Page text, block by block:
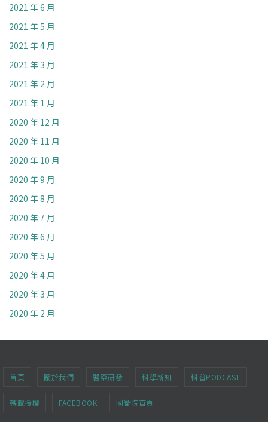
2021 年 6 月
2021 年 5 月
2021 年 4 月
2021 年 3 月
2021 年 2 月
2021 年 1 月
2020 年 12 月
2020 年 11 月
2020 年 10 月
2020 年 9 月
2020 年 8 月
2020 年 7 月
2020 年 6 月
2020 年 5 月
2020 年 4 月
2020 年 3 月
2020 年 2 月
首頁 關於我們 醫藥研發 科學新知 科普PODCAST
轉載授權 FACEBOOK 國衛院首頁